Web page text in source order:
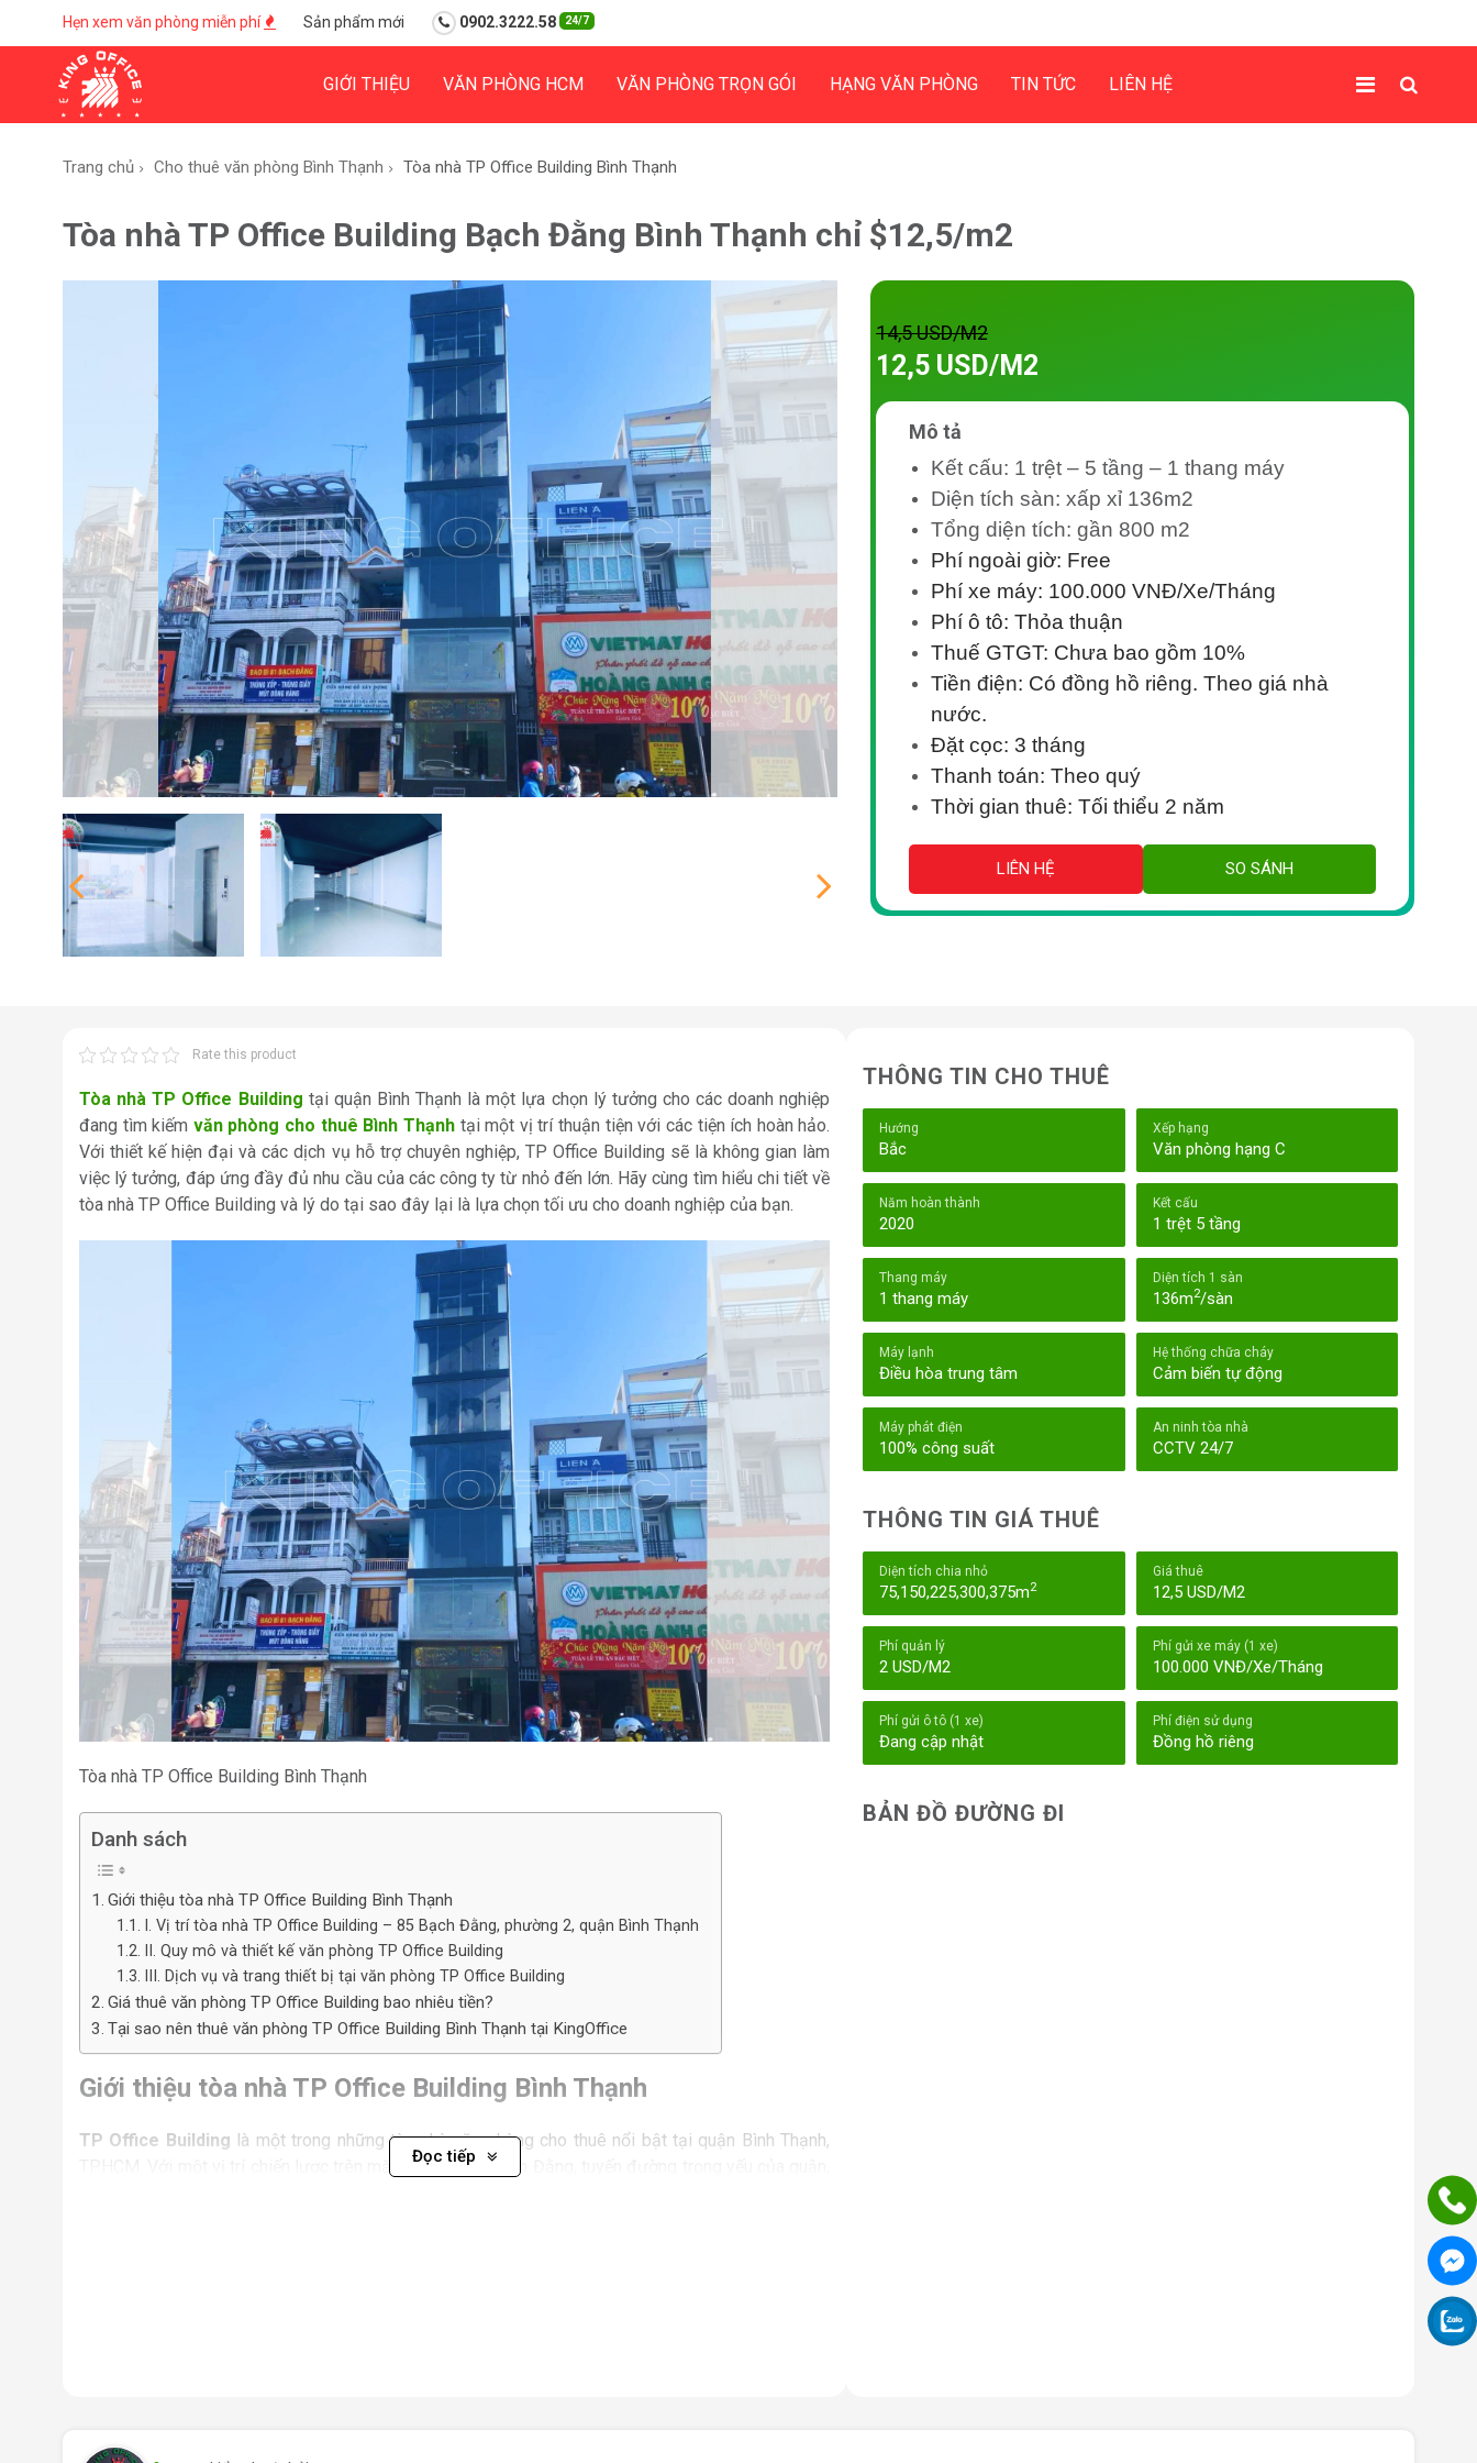
Hẹn xem văn phòng miễn phí Sản phẩm mới 0902.3222.58 24/7
GIỚI THIỆU VĂN PHÒNG HCM VĂN PHÒNG TRỌN GÓI HẠNG VĂN PHÒNG TIN TỨC LIÊN HỆ
Trang chủ Cho thuê văn phòng Bình Thạnh Tòa nhà TP Office Building Bình Thạnh
Tòa nhà TP Office Building Bạch Đằng Bình Thạnh chỉ $12,5/m2
14,5 USD/M2
12,5 USD/M2
Mô tả
Kết cấu: 1 trệt – 5 tầng – 1 thang máy
Diện tích sàn: xấp xỉ 136m2
Tổng diện tích: gần 800 m2
Phí ngoài giờ: Free
Phí xe máy: 100.000 VNĐ/Xe/Tháng
Phí ô tô: Thỏa thuận
Thuế GTGT: Chưa bao gồm 10%
Tiền điện: Có đồng hồ riêng. Theo giá nhà
nước.
Đặt cọc: 3 tháng
Thanh toán: Theo quý
Thời gian thuê: Tối thiểu 2 năm
LIÊN HỆ SO SÁNH
Rate this product
Tòa nhà TP Office Building tại quận Bình Thạnh là một lựa chọn lý tưởng cho các doanh nghiệp
đang tìm kiếm văn phòng cho thuê Bình Thạnhtại một vị trí thuận tiện với các tiện ích hoàn hảo.
Với thiết kế hiện đại và các dịch vụ hỗ trợ chuyên nghiệp, TP Office Building sẽ là không gian làm
việc lý tưởng, đáp ứng đầy đủ nhu cầu của các công ty từ nhỏ đến lớn. Hãy cùng tìm hiểu chi tiết về
tòa nhà TP Office Building và lý do tại sao đây lại là lựa chọn tối ưu cho doanh nghiệp của bạn.
Tòa nhà TP Office Building Bình Thạnh
Danh sách
Giới thiệu tòa nhà TP Office Building Bình Thạnh
I. Vị trí tòa nhà TP Office Building – 85 Bạch Đằng, phường 2, quận Bình Thạnh
II. Quy mô và thiết kế văn phòng TP Office Building
III. Dịch vụ và trang thiết bị tại văn phòng TP Office Building
Giá thuê văn phòng TP Office Building bao nhiêu tiền?
Tại sao nên thuê văn phòng TP Office Building Bình Thạnh tại KingOffice
Giới thiệu tòa nhà TP Office Building Bình Thạnh
TP Office Building là một trong những tòa nhà văn phòng cho thuê nổi bật tại quận Bình Thạnh,
TP.HCM. Với một vị trí chiến lược trên mặt tiền đường Bạch Đằng, tuyến đường trọng yếu của quận,
chuyên nghiệp, tạo nên môi trường làm việc lý tưởng cho các doanh nghiệp.
Đọc tiếp
THÔNG TIN CHO THUÊ
Hướng
Bắc
Xếp hạng
Văn phòng hạng C
Năm hoàn thành
2020
Kết cấu
1 trệt 5 tầng
Thang máy
1 thang máy
Diện tích 1 sàn
136m2/sàn
Máy lạnh
Điều hòa trung tâm
Hệ thống chữa cháy
Cảm biến tự động
Máy phát điện
100% công suất
An ninh tòa nhà
CCTV 24/7
THÔNG TIN GIÁ THUÊ
Diện tích chia nhỏ
75,150,225,300,375m2
Giá thuê
12,5 USD/M2
Phí quản lý
2 USD/M2
Phí gửi xe máy (1 xe)
100.000 VNĐ/Xe/Tháng
Phí gửi ô tô (1 xe)
Đang cập nhật
Phí điện sử dụng
Đồng hồ riêng
BẢN ĐỒ ĐƯỜNG ĐI